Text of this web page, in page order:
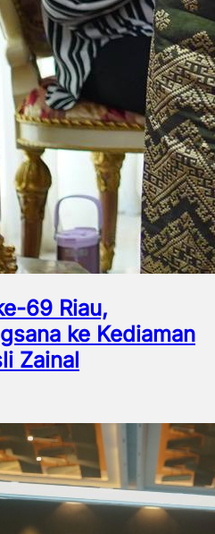
69 Riau,
ke Kediaman
Zainal